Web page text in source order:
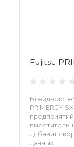
Fujitsu
Блейд-
PRIMERGY
добавит
данных.